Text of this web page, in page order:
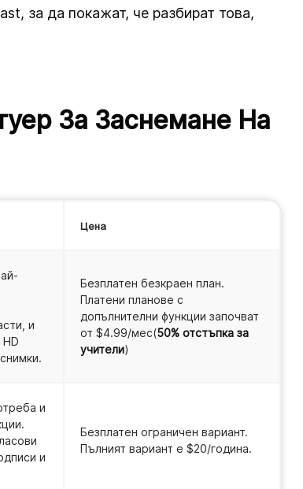
за да покажат, че разбират това,
За Заснемане На
Цена
и
Безплатен безкраен план.
Платени планове с
допълнителни функции започват
от $4.99/мес(50% отстъпка за
учители)
и
и
Безплатен ограничен вариант.
Пълният вариант е $20/година.